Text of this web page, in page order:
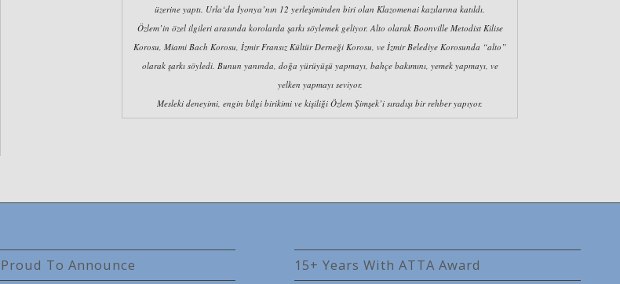
üzerine yaptı. Urla‘da İyonya’nın 12 yerleşiminden biri olan Klazomenai kazılarına katıldı.
Özlem’in özel ilgileri arasında korolarda şarkı söylemek geliyor. Alto olarak Boonville Metodist Kilise
Korosu, Miami Bach Korosu, İzmir Fransız Kültür Derneği Korosu, ve İzmir Belediye Korosunda “alto”
olarak şarkı söyledi. Bunun yanında, doğa yürüyüşü yapmayı, bahçe bakımını, yemek yapmayı, ve
yelken yapmayı seviyor.
Mesleki deneyimi, engin bilgi birikimi ve kişiliği Özlem Şimşek’i sıradışı bir rehber yapıyor.
To Announce 15+ Years With ATTA Award